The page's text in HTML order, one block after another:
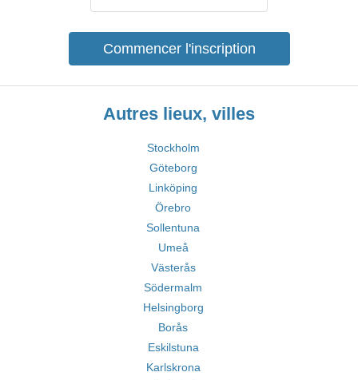
Commencer l'inscription
Autres lieux, villes
Stockholm
Göteborg
Linköping
Örebro
Sollentuna
Umeå
Västerås
Södermalm
Helsingborg
Borås
Eskilstuna
Karlskrona